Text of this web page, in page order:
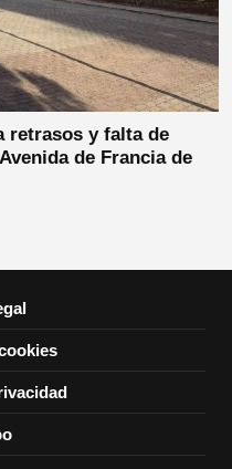
retrasos y falta de
de Francia de